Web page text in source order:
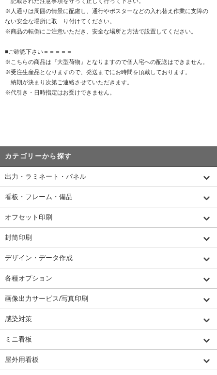
※人通りは周囲の情景に配慮し、通行やポスターなどの入れ替え作業に支障の
ない安全な場所に取 り付けてください。
※商品の転倒にご注意いただき、安全な場所と方法で設置してください。
■ご確認下さい＝＝＝＝＝
※こちらの商品は『大型荷物』となりますので個人宅への配送はできません。
※受注生産品となりますので、発送までにお時間を頂戴しております。
納期が決まり次第ご連絡させていただきます。
※代引き・日時指定はお受けできません。
カテゴリーから探す
出力・ラミネート・パネル
看板・フレーム・備品
オフセット印刷
封筒印刷
デザイン・データ作成
各種オプション
画像出力サービス/写真印刷
感染対策
ミニ看板
屋外用看板